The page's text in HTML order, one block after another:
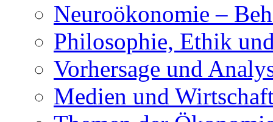
Neuroökonomie –
Philosophie, Ethik
Vorhersage und
Medien und